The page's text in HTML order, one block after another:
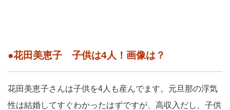
●花田美恵子 子供は4人！画像は？
花田美恵子さんは子供を4人も産んでます。元旦那の浮気
性は結婚してすぐわかったはずですが、高収入だし、子供